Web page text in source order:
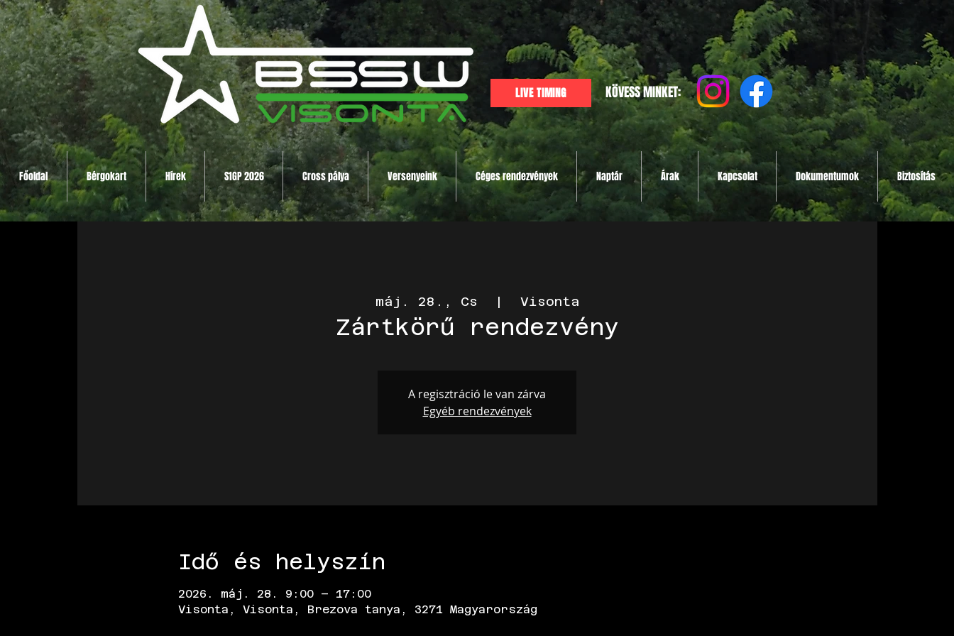
LIVE TIMING KÖVESS MINKET:
Főoldal Bérgokart Hírek S1GP 2026 Cross pálya Versenyeink Céges rendezvények Naptár Árak Kapcsolat Dokumentumok Biztosítás
máj. 28., Cs
  |
Visonta
Zártkörű rendezvény
A regisztráció le van zárva
Egyéb rendezvények
Idő és helyszín
2026. máj. 28. 9:00 – 17:00
Visonta, Visonta, Brezova tanya, 3271 Magyarország